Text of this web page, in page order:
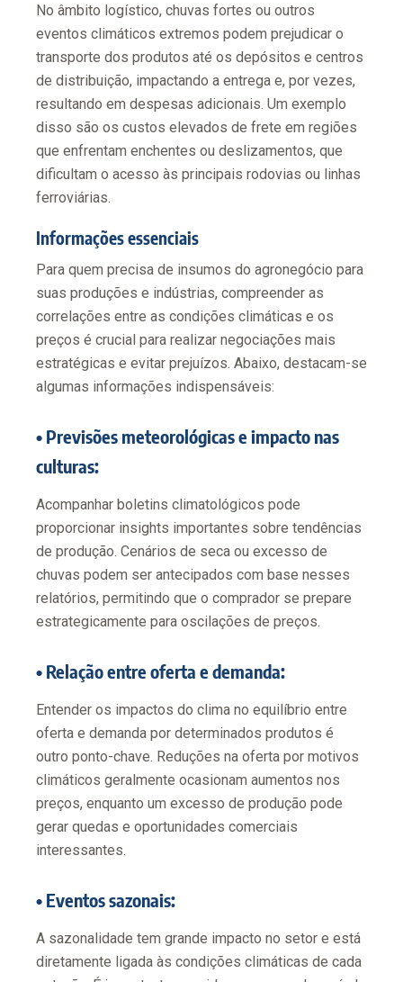
No âmbito logístico, chuvas fortes ou outros
eventos climáticos extremos podem prejudicar o
transporte dos produtos até os depósitos e centros
de distribuição, impactando a entrega e, por vezes,
resultando em despesas adicionais. Um exemplo
disso são os custos elevados de frete em regiões
que enfrentam enchentes ou deslizamentos, que
dificultam o acesso às principais rodovias ou linhas
ferroviárias.
Informações essenciais
Para quem precisa de insumos do agronegócio para
suas produções e indústrias, compreender as
correlações entre as condições climáticas e os
preços é crucial para realizar negociações mais
estratégicas e evitar prejuízos. Abaixo, destacam-se
algumas informações indispensáveis:
• Previsões meteorológicas e impacto nas
culturas:
Acompanhar boletins climatológicos pode
proporcionar insights importantes sobre tendências
de produção. Cenários de seca ou excesso de
chuvas podem ser antecipados com base nesses
relatórios, permitindo que o comprador se prepare
estrategicamente para oscilações de preços.
• Relação entre oferta e demanda:
Entender os impactos do clima no equilíbrio entre
oferta e demanda por determinados produtos é
outro ponto-chave. Reduções na oferta por motivos
climáticos geralmente ocasionam aumentos nos
preços, enquanto um excesso de produção pode
gerar quedas e oportunidades comerciais
interessantes.
• Eventos sazonais:
A sazonalidade tem grande impacto no setor e está
diretamente ligada às condições climáticas de cada